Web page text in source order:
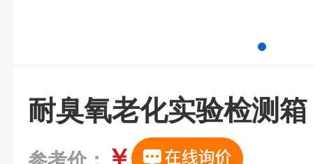
耐臭氧老化实验检测箱
￥